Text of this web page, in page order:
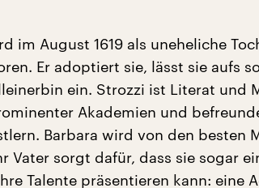
im August 1619 als uneheliche
Er adoptiert sie, lässt sie aufs
ein. Strozzi ist Literat und
Akademien und
Barbara wird von den besten
Vater sorgt dafür, dass sie sogar
Talente präsentieren kann: eine